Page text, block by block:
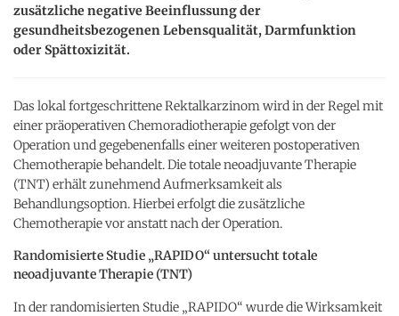
zusätzliche negative Beeinflussung der
gesundheitsbezogenen Lebensqualität, Darmfunktion
oder Spättoxizität.
Das lokal fortgeschrittene Rektalkarzinom wird in der Regel mit
einer präoperativen Chemoradiotherapie gefolgt von der
Operation und gegebenenfalls einer weiteren postoperativen
Chemotherapie behandelt. Die totale neoadjuvante Therapie
(TNT) erhält zunehmend Aufmerksamkeit als
Behandlungsoption. Hierbei erfolgt die zusätzliche
Chemotherapie vor anstatt nach der Operation.
Randomisierte Studie „RAPIDO“ untersucht totale
neoadjuvante Therapie (TNT)
In der randomisierten Studie „RAPIDO“ wurde die Wirksamkeit